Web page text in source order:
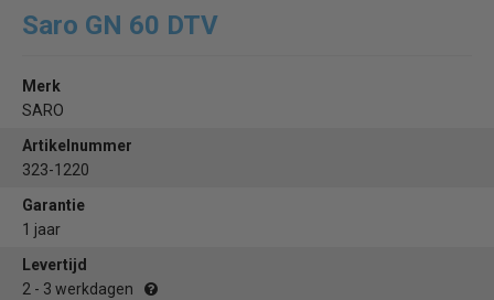
Saro GN 60 DTV
Merk
SARO
Artikelnummer
323-1220
Garantie
1 jaar
Levertijd
2 - 3 werkdagen